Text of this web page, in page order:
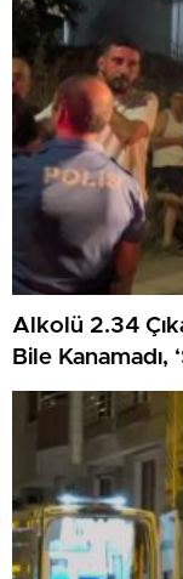
Alkolü 2.34
Bile Kanamadı,